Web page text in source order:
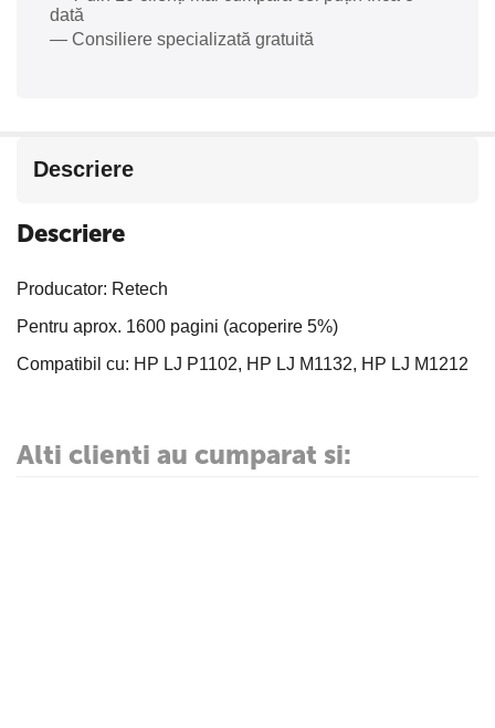
dată
— Consiliere specializată gratuită
Descriere
Descriere
Producator: Retech
Pentru aprox. 1600 pagini (acoperire 5%)
Compatibil cu: HP LJ P1102, HP LJ M1132, HP LJ M1212
Alti clienti au cumparat si: